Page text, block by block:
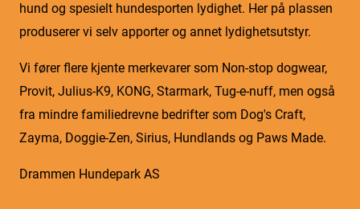
hund og spesielt hundesporten lydighet. Her på plassen
produserer vi selv apporter og annet lydighetsutstyr.
Vi fører flere kjente merkevarer som Non-stop dogwear,
Provit, Julius-K9, KONG, Starmark, Tug-e-nuff, men også
fra mindre familiedrevne bedrifter som Dog's Craft,
Zayma, Doggie-Zen, Sirius, Hundlands og Paws Made.
Drammen Hundepark AS